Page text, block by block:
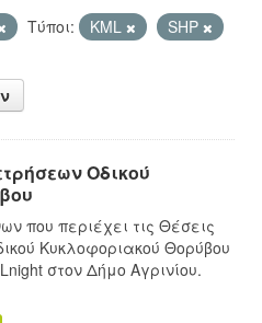
Τύποι: KML
SHP
Οδικού
που περιέχει τις Θέσεις
Κυκλοφοριακού Θορύβου
στον Δήμο Αγρινίου.